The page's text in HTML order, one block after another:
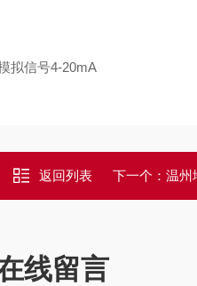
拟信号4-20mA
返回列表 下一个： 温州
线留言